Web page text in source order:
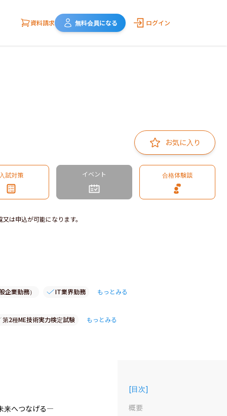
資料請求 無料会員になる ログイン
お気に入り
試対策 イベント 合格体験談
は申込が可能になります。
企業勤務） IT業界勤務 もっとみる
第2種ME技術実力検定試験 もっとみる
来へつなげる―
[目次]
概要